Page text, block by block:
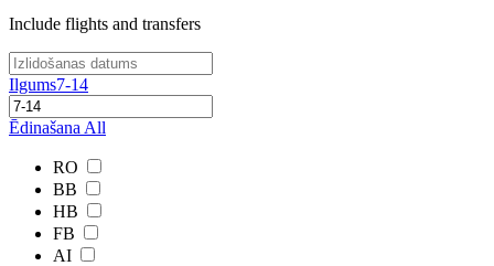
Include flights and transfers
Ilgums7-14
Ēdinašana All
RO
BB
HB
FB
AI